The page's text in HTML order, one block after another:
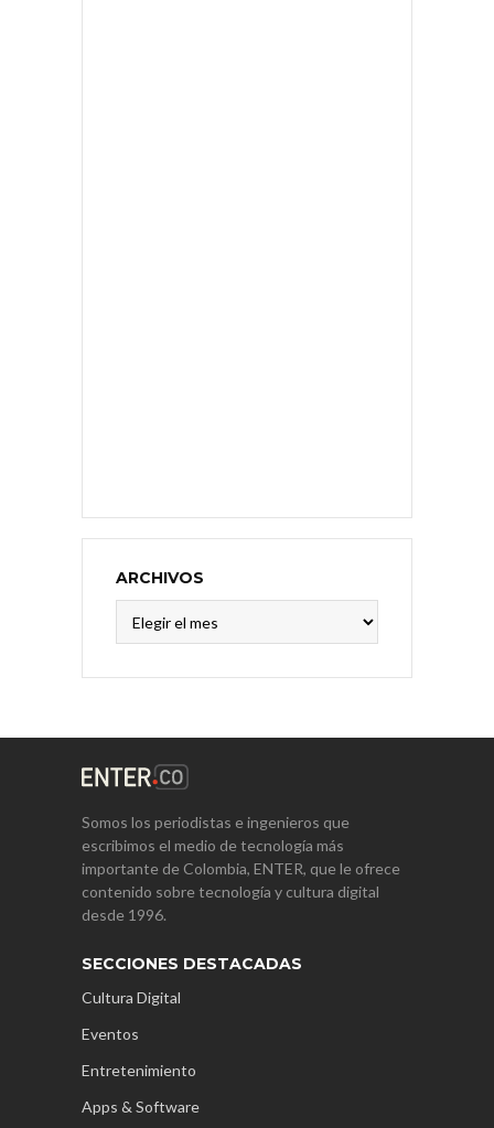
ARCHIVOS
Somos los periodistas e ingenieros que
escribimos el medio de tecnología más
importante de Colombia, ENTER, que le ofrece
contenido sobre tecnología y cultura digital
desde 1996.
SECCIONES DESTACADAS
Cultura Digital
Eventos
Entretenimiento
Apps & Software